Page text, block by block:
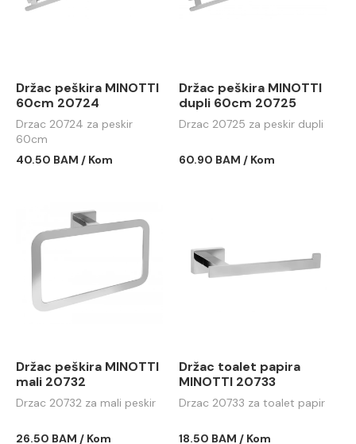
Držac peškira MINOTTI
60cm 20724
Drzac 20724 za peskir
60cm
40.50 BAM / Kom
Držac peškira MINOTTI
dupli 60cm 20725
Drzac 20725 za peskir dupli
60.90 BAM / Kom
Držac peškira MINOTTI
mali 20732
Drzac 20732 za mali peskir
26.50 BAM / Kom
Držac toalet papira
MINOTTI 20733
Drzac 20733 za toalet papir
18.50 BAM / Kom